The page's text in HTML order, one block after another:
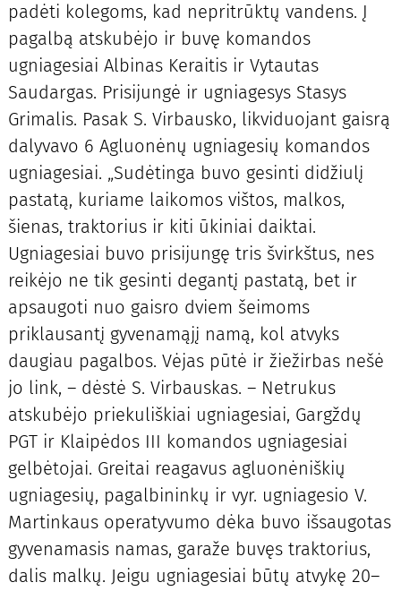
padėti kolegoms, kad nepritrūktų vandens. Į
pagalbą atskubėjo ir buvę komandos
ugniagesiai Albinas Keraitis ir Vytautas
Saudargas. Prisijungė ir ugniagesys Stasys
Grimalis. Pasak S. Virbausko, likviduojant gaisrą
dalyvavo 6 Agluonėnų ugniagesių komandos
ugniagesiai. „Sudėtinga buvo gesinti didžiulį
pastatą, kuriame laikomos vištos, malkos,
šienas, traktorius ir kiti ūkiniai daiktai.
Ugniagesiai buvo prisijungę tris švirkštus, nes
reikėjo ne tik gesinti degantį pastatą, bet ir
apsaugoti nuo gaisro dviem šeimoms
priklausantį gyvenamąjį namą, kol atvyks
daugiau pagalbos. Vėjas pūtė ir žiežirbas nešė
jo link, – dėstė S. Virbauskas. – Netrukus
atskubėjo priekuliškiai ugniagesiai, Gargždų
PGT ir Klaipėdos III komandos ugniagesiai
gelbėtojai. Greitai reagavus agluonėniškių
ugniagesių, pagalbininkų ir vyr. ugniagesio V.
Martinkaus operatyvumo dėka buvo išsaugotas
gyvenamasis namas, garaže buvęs traktorius,
dalis malkų. Jeigu ugniagesiai būtų atvykę 20–